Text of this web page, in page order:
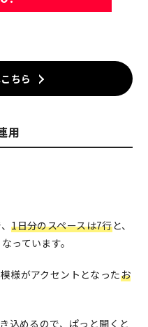
ちら
用
1日分のスペースは7行と、
っています。
様がアクセントとなったお
込めるので、ぱっと開くと